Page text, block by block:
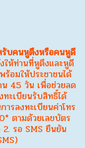
รับคนหูตึงหรือคนหูดี
ให้ท่านที่หูตึงและหูดี
อมให้ประชาชนได้
น 45 วัน เพื่อช่วยลด
ทะเบียนรับสิทธิ์ได้
รลงทะเบียนค่าโทร
ตามด้วยเลขบัตร
รอ SMS ยืนยัน